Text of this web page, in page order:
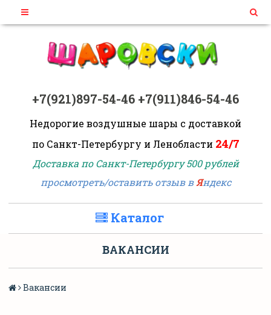
+7(921)897-54-46 +7(911)846-54-46
Недорогие воздушные шары с доставкой
по Санкт-Петербургу и Ленобласти 24/7
Доставка по Санкт-Петербургу 500 рублей
просмотреть/оставить отзыв вЯндекс
Каталог
ВАКАНСИИ
Вакансии